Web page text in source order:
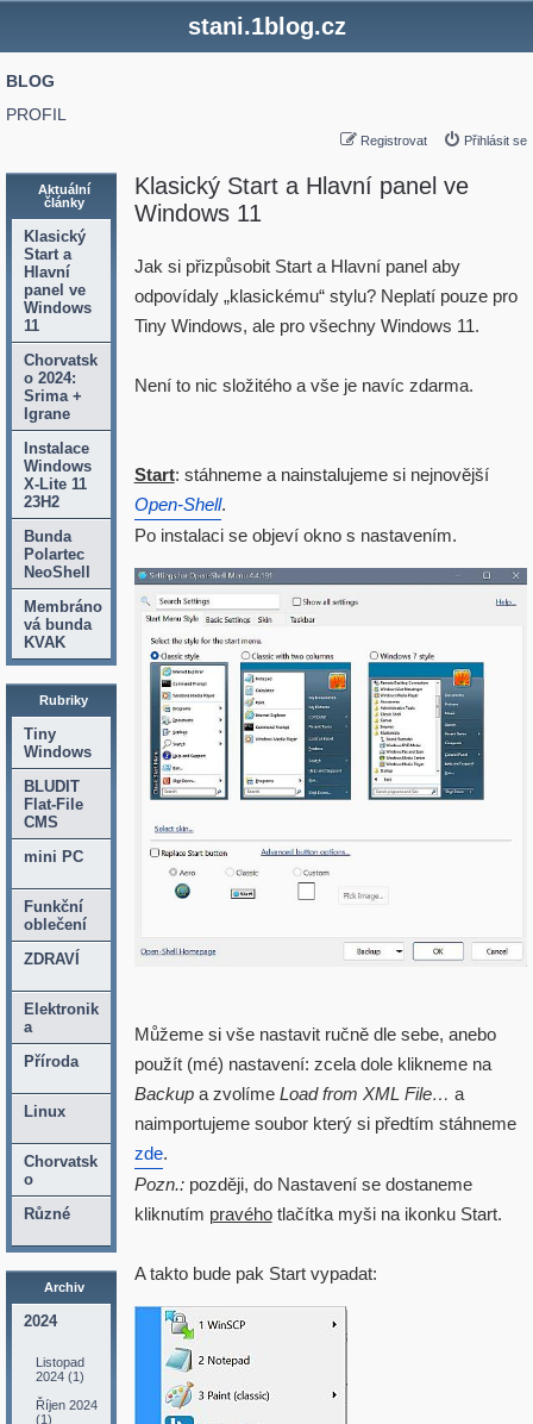
stani.1blog.cz
BLOG
PROFIL
Registrovat Přihlásit se
Aktuální
články
Klasický
Start a
Hlavní
panel ve
Windows
11
Chorvatsk
o 2024:
Srima +
Igrane
Instalace
Windows
X-Lite 11
23H2
Bunda
Polartec
NeoShell
Membráno
vá bunda
KVAK
Rubriky
Tiny
Windows
BLUDIT
Flat-File
CMS
mini PC
Funkční
oblečení
ZDRAVÍ
Elektronik
a
Příroda
Linux
Chorvatsk
o
Různé
Archiv
2024
Listopad
2024 (1)
Říjen 2024
(1)
Klasický Start a Hlavní panel ve
Windows 11
Jak si přizpůsobit Start a Hlavní panel aby
odpovídaly „klasickému“ stylu? Neplatí pouze pro
Tiny Windows, ale pro všechny Windows 11.
Není to nic složitého a vše je navíc zdarma.
Start: stáhneme a nainstalujeme si nejnovější
Open-Shell.
Po instalaci se objeví okno s nastavením.
Můžeme si vše nastavit ručně dle sebe, anebo
použít (mé) nastavení: zcela dole klikneme na
Backupa zvolíme Load from XML File… a
naimportujeme soubor který si předtím stáhneme
zde.
Pozn.:později, do Nastavení se dostaneme
kliknutím pravéhotlačítka myši na ikonku Start.
A takto bude pak Start vypadat: